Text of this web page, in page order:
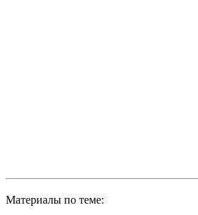
Материалы по теме: